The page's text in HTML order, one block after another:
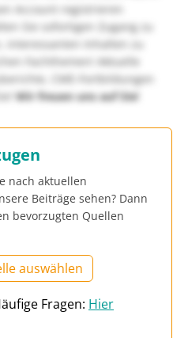
Account registrieren
Sie sofortigen Zugang zu
interessanten Inhalten zu
Fachthemen! Aktuelle
CME-Fortbildungen
Wir freuen uns auf Sie!
nach aktuellen
Beiträge sehen? Dann
bevorzugten Quellen
auswählen
Fragen: Hier